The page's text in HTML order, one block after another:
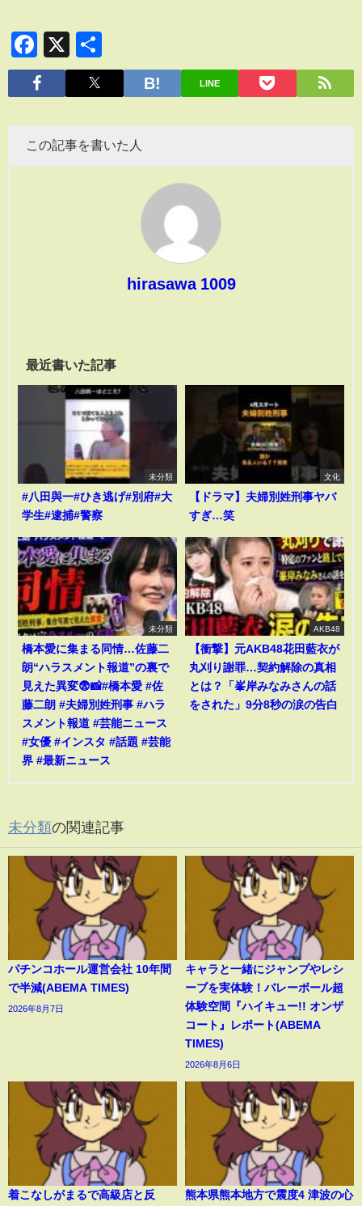
Facebook
X
有
LINE
この記事を書いた人
hirasawa 1009
最近書いた記事
未分類
#八田與一#ひき逃げ#別府#大
学生#逮捕#警察
文化
【ドラマ】夫婦別姓刑事ヤバ
すぎ…笑
未分類
橋本愛に集まる同情…佐藤二
朗“ハラスメント報道”の裏で
見えた異変😨📸#橋本愛 #佐
藤二朗 #夫婦別姓刑事 #ハラ
スメント報道 #芸能ニュース
#女優 #インスタ #話題 #芸能
界 #最新ニュース
AKB48
【衝撃】元AKB48花田藍衣が
丸刈り謝罪…契約解除の真相
とは？「峯岸みなみさんの話
をされた」9分8秒の涙の告白
未分類の関連記事
パチンコホール運営会社 10年間
で半減(ABEMA TIMES)
2026年8月7日
キャラと一緒にジャンプやレシ
ーブを実体験！バレーボール超
体験空間『ハイキュー!! オンザ
コート』レポート(ABEMA
TIMES)
2026年8月6日
着こなしがまるで高級店と反 熊本県熊本地方で震度4 津波の心